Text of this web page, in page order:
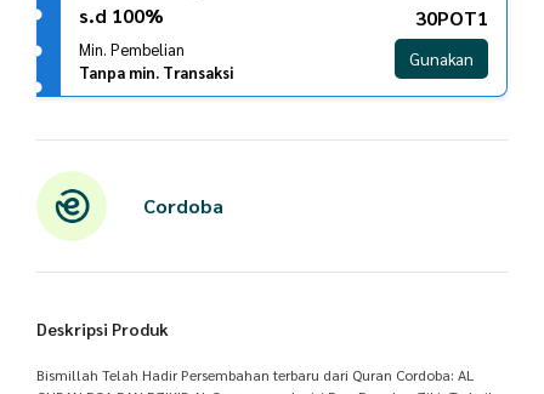
s.d 100%
Min. Pembelian
Tanpa min. Transaksi
30POT1
Gunakan
Cordoba
Deskripsi Produk
Bismillah Telah Hadir Persembahan terbaru dari Quran Cordoba: AL